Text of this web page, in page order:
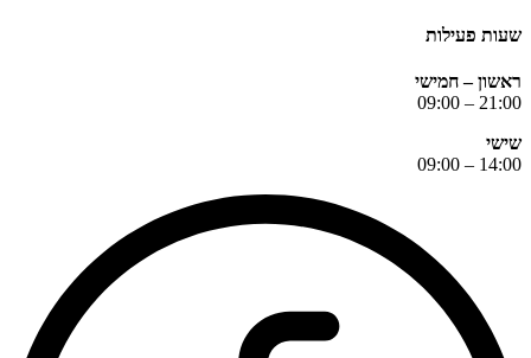
שעות פעילות
ראשון – חמישי
21:00 – 09:00
שישי
14:00 – 09:00